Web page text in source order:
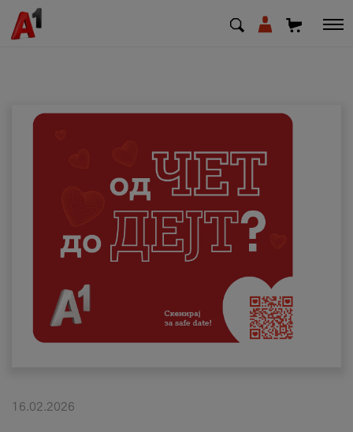
Деловни
Поддршка
Надополни кредит
Плати сметка
#ПодобарОнлајн
16.02.2026